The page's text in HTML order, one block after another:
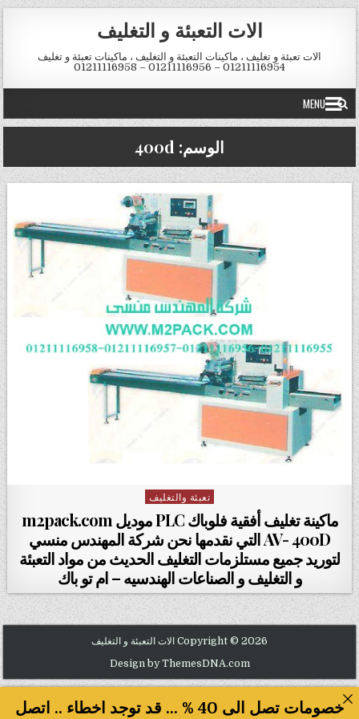
Skip to content
الات التعبئة و التغليف
الات تعبئة و تغليف ، ماكينات التعبئة و التغليف ، ماكينات تعبئة و تغليف
01211116954 – 01211116956 – 01211116958
MENU
الوسم: 400d
Posted in
تعبئة والتغليف
ماكينة تغليف أفقية فلوباك PLC موديل m2pack.com
AV- 400D التي نقدمها نحن شركة المهندس منسي
لتوريد جميع مستلزمات التغليف الحديث من مواد التعبئة
و التغليف و الصناعات الهندسيه – ام تو باك
Copyright © 2026 الات التعبئة و التغليف
Design by ThemesDNA.com
خصومات تصل الى 40 % ... قد توجد اخطاء .. اتصل